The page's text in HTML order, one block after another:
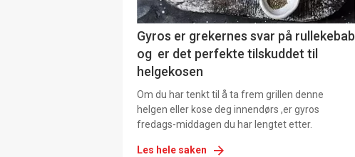
Gyros er grekernes svar på rullekebab
og er det perfekte tilskuddet til
helgekosen
Om du har tenkt til å ta frem grillen denne
helgen eller kose deg innendørs ,er gyros
fredags-middagen du har lengtet etter.
Les hele saken